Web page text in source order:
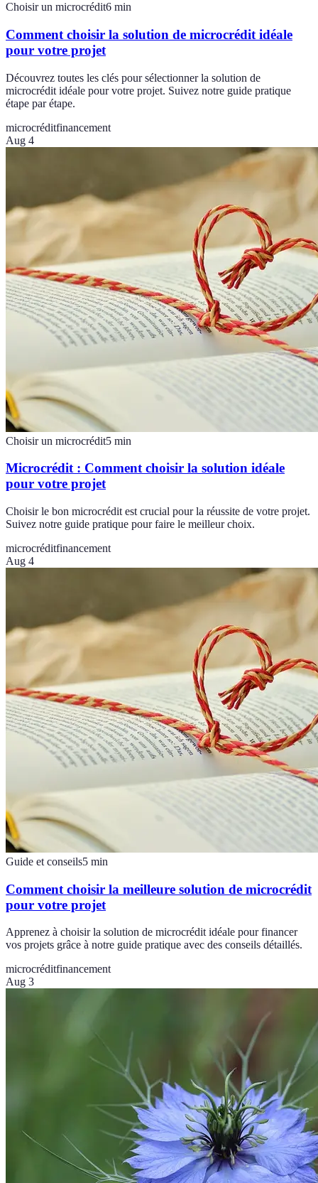
Choisir un microcrédit6 min
Comment choisir la solution de microcrédit idéale
pour votre projet
Découvrez toutes les clés pour sélectionner la solution de
microcrédit idéale pour votre projet. Suivez notre guide pratique
étape par étape.
microcréditfinancement
Aug 4
Choisir un microcrédit5 min
Microcrédit : Comment choisir la solution idéale
pour votre projet
Choisir le bon microcrédit est crucial pour la réussite de votre projet.
Suivez notre guide pratique pour faire le meilleur choix.
microcréditfinancement
Aug 4
Guide et conseils5 min
Comment choisir la meilleure solution de microcrédit
pour votre projet
Apprenez à choisir la solution de microcrédit idéale pour financer
vos projets grâce à notre guide pratique avec des conseils détaillés.
microcréditfinancement
Aug 3